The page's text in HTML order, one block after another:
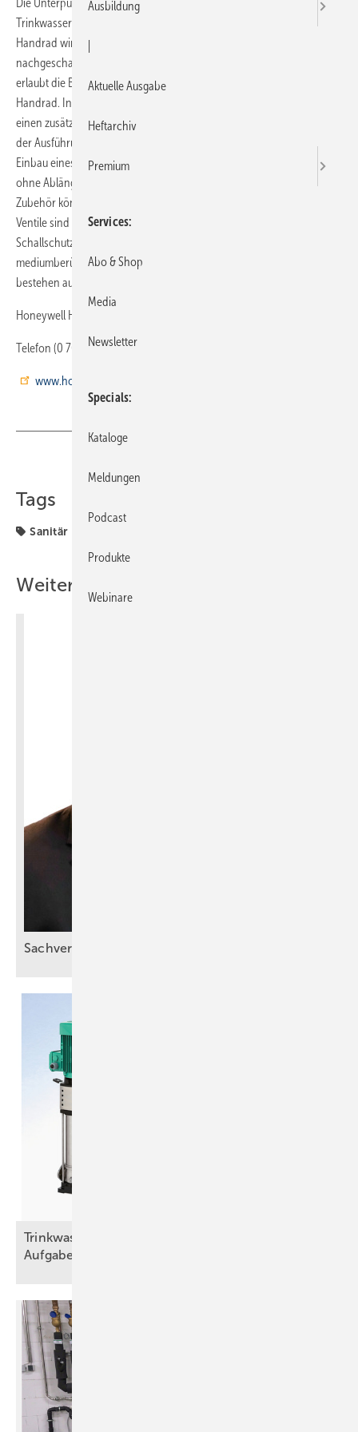
Die Unterputzabsperrventile Alwa-UP von Honeywell werden in
Trinkwasseranlagen eingesetzt. Durch Zudrehen des Ventils mit dem
Handrad wird der Durchfluss durch das Ventil geschlossen. Der
nachgeschaltete Anlagenteil ist damit abgesperrt. Eine Voreinstellung
erlaubt die Begrenzung des Durchflusses bei voll geöffnetem
Handrad. In der Ausführung Alwa-UP-KFR verfügen die Ventile über
einen zusätzlichen, im Oberteil integrierten Rückflussverhinderer. In
der Ausführung Alwa-UP ohne Oberteil können die Gehäuse zum
Einbau eines Aufputz-Wasserzählers verwendet werden. Alwa-UP sind
ohne Ablängen geeignet für Einbautiefen von 60 bis 100 mm. Mit
Zubehör können Einbautiefen bis 220 mm erreicht werden. Alwa-
Ventile sind geräuscharm und nach DVGW- und
Schallschutzbestimmungen geprüft. Das Gehäuse und die
mediumberührten Metallteile sind aus Rotguss gefertigt. Die Oberteile
bestehen aus Rotguss und Messing.
Honeywell Haustechnik 71101 Schönaich
Telefon (0 70 31) 6 37-01
www.honeywell-haustechnik.de
Tags
Sanitär
Weitere Inhalte
Sachverstand statt
Trinkwasser und Brandschutz – eine trennscharfe
Aufgabe
Ausbildung
Aktuelle Ausgabe
Heftarchiv
Premium
Services
Abo & Shop
Media
Newsletter
Specials
Kataloge
Meldungen
Podcast
Produkte
Webinare